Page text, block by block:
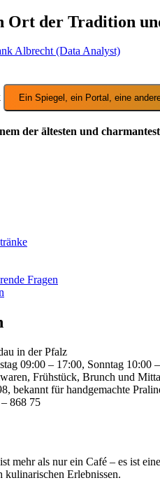
Ort der Tradition
Albrecht (Data Analyst)
der ältesten und
Fragen
in der Pfalz
09:00 – 17:00, Sonntag 10:00
Frühstück, Brunch und
bekannt für handgemachte
868 75
mehr als nur ein Café – es ist eine
kulinarischen Erlebnissen.